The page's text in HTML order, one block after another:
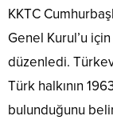
KKTC
Genel Kurul’u
düzenledi.
Türk halkının
bulunduğunu